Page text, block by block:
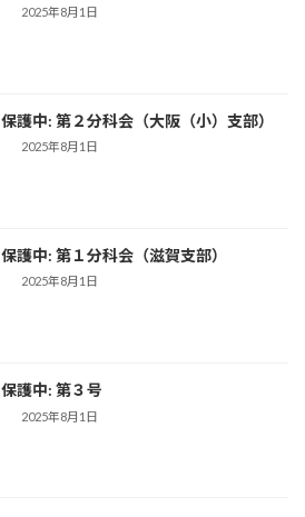
2025年8月1日
保護中: 第２分科会（大阪（小）支部）
2025年8月1日
保護中: 第１分科会（滋賀支部）
2025年8月1日
保護中: 第３号
2025年8月1日